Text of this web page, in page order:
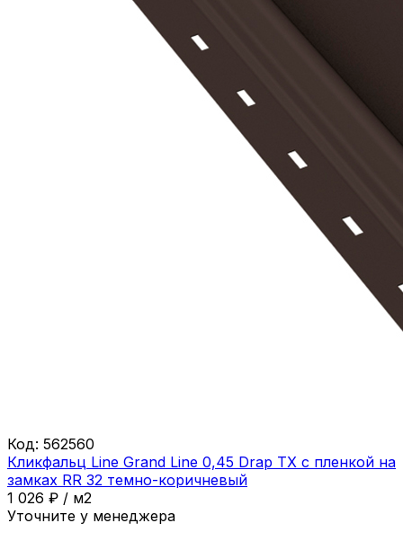
Код: 562560
Кликфальц Line Grand Line 0,45 Drap ТХ с пленкой на
замках RR 32 темно-коричневый
1 026 ₽ / м2
Уточните у менеджера